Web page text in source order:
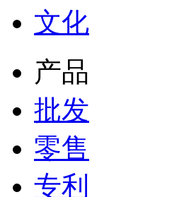
文化
产品
批发
零售
专利